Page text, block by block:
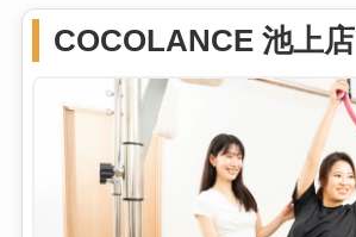
COCOLANCE 池上店